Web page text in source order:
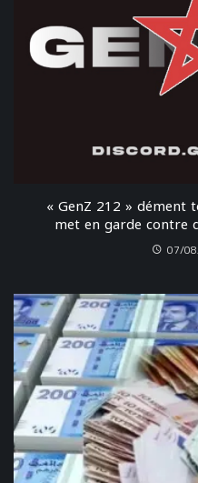
« GenZ 212 »
met en garde contre
07/